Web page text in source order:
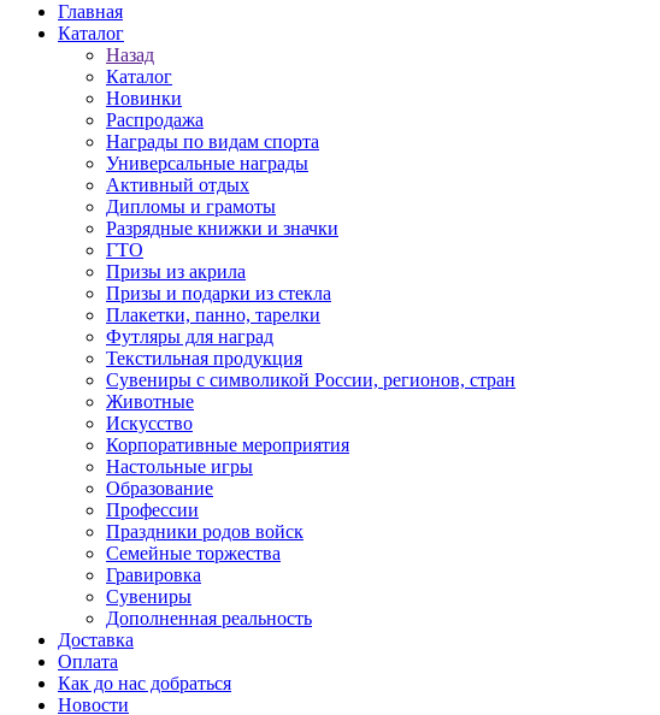
Главная
Каталог
Назад
Каталог
Новинки
Распродажа
Награды по видам спорта
Универсальные награды
Активный отдых
Дипломы и грамоты
Разрядные книжки и значки
ГТО
Призы из акрила
Призы и подарки из стекла
Плакетки, панно, тарелки
Футляры для наград
Текстильная продукция
Сувениры с символикой России, регионов, стран
Животные
Искусство
Корпоративные мероприятия
Настольные игры
Образование
Профессии
Праздники родов войск
Семейные торжества
Гравировка
Сувениры
Дополненная реальность
Доставка
Оплата
Как до нас добраться
Новости